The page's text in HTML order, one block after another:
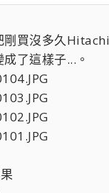
剛買沒多久
了這樣子...。